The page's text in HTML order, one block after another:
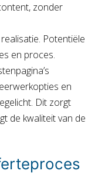
zonder
Potentiële
en proces.
en
Dit zorgt
de kwaliteit van de